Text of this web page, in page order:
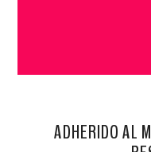
ADHERIDO AL